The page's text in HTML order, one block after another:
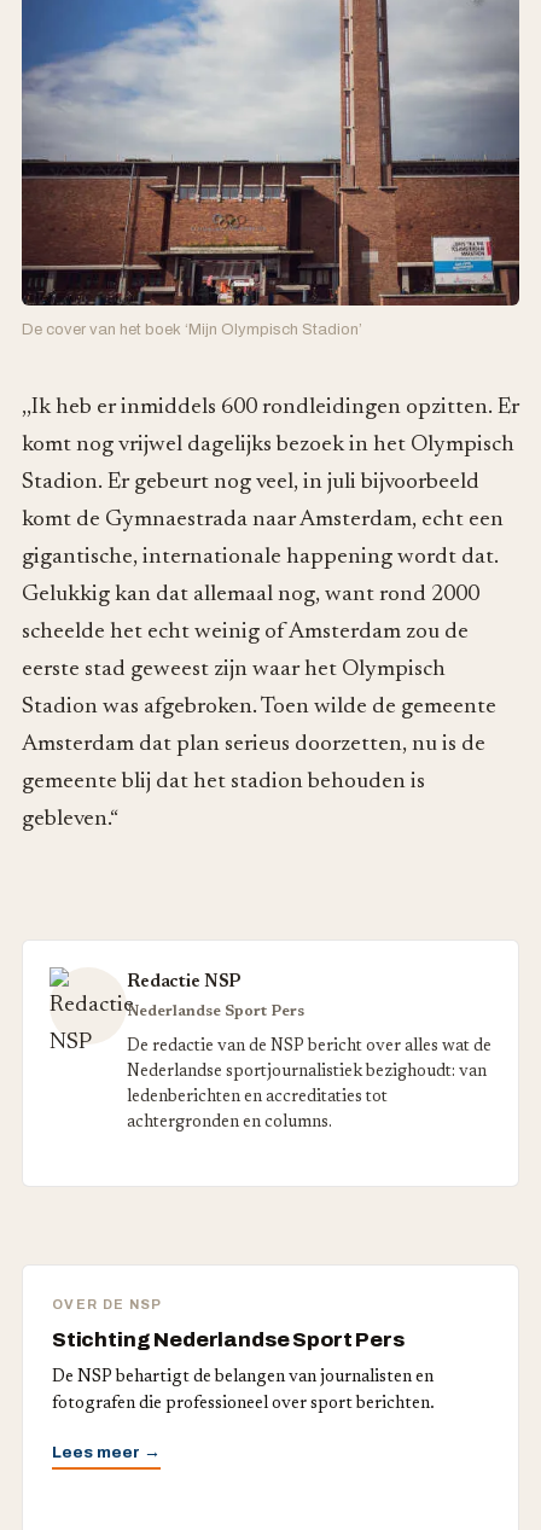
De cover van het boek ‘Mijn Olympisch Stadion’
,,Ik heb er inmiddels 600 rondleidingen opzitten. Er
komt nog vrijwel dagelijks bezoek in het Olympisch
Stadion. Er gebeurt nog veel, in juli bijvoorbeeld
komt de Gymnaestrada naar Amsterdam, echt een
gigantische, internationale happening wordt dat.
Gelukkig kan dat allemaal nog, want rond 2000
scheelde het echt weinig of Amsterdam zou de
eerste stad geweest zijn waar het Olympisch
Stadion was afgebroken. Toen wilde de gemeente
Amsterdam dat plan serieus doorzetten, nu is de
gemeente blij dat het stadion behouden is
gebleven.“
Redactie NSP
Nederlandse Sport Pers
De redactie van de NSP bericht over alles wat de
Nederlandse sportjournalistiek bezighoudt: van
ledenberichten en accreditaties tot
achtergronden en columns.
OVER DE NSP
Stichting Nederlandse Sport Pers
De NSP behartigt de belangen van journalisten en
fotografen die professioneel over sport berichten.
Lees meer →